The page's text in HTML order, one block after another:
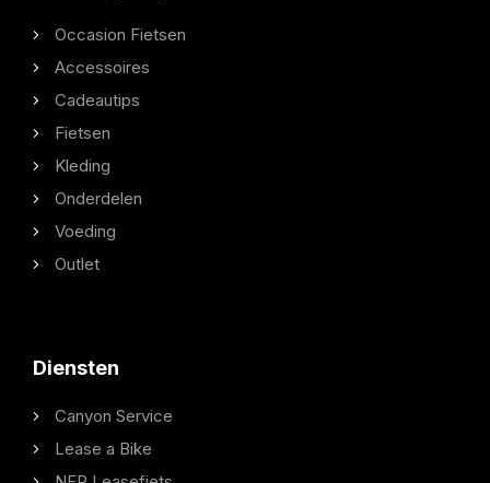
Occasion Fietsen
Accessoires
Cadeautips
Fietsen
Kleding
Onderdelen
Voeding
Outlet
Diensten
Canyon Service
Lease a Bike